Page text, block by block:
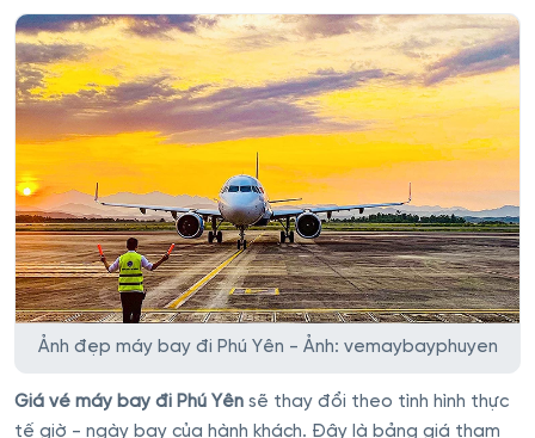
Ảnh đẹp máy bay đi Phú Yên - Ảnh: vemaybayphuyen
Giá vé máy bay đi Phú Yên sẽ thay đổi theo tình hình thực
tế giờ - ngày bay của hành khách. Đây là bảng giá tham